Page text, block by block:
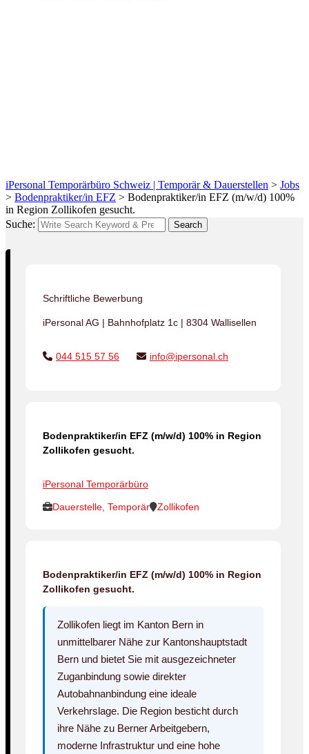
iPersonal Temporärbüro Schweiz | Temporär & Dauerstellen > Jobs
> Bodenpraktiker/in EFZ > Bodenpraktiker/in EFZ (m/w/d) 100%
in Region Zollikofen gesucht.
Suche:
Search
Schriftliche Bewerbung
iPersonal AG | Bahnhofplatz 1c | 8304 Wallisellen
044 515 57 56 info@ipersonal.ch
Bodenpraktiker/in EFZ (m/w/d) 100% in Region
Zollikofen gesucht.
iPersonal Temporärbüro
Dauerstelle, Temporär Zollikofen
Bodenpraktiker/in EFZ (m/w/d) 100% in Region
Zollikofen gesucht.
Zollikofen liegt im Kanton Bern in
unmittelbarer Nähe zur Kantonshauptstadt
Bern und bietet Sie mit ausgezeichneter
Zuganbindung sowie direkter
Autobahnanbindung eine ideale
Verkehrslage. Die Region besticht durch
ihre Nähe zu Berner Arbeitgebern,
moderne Infrastruktur und eine hohe